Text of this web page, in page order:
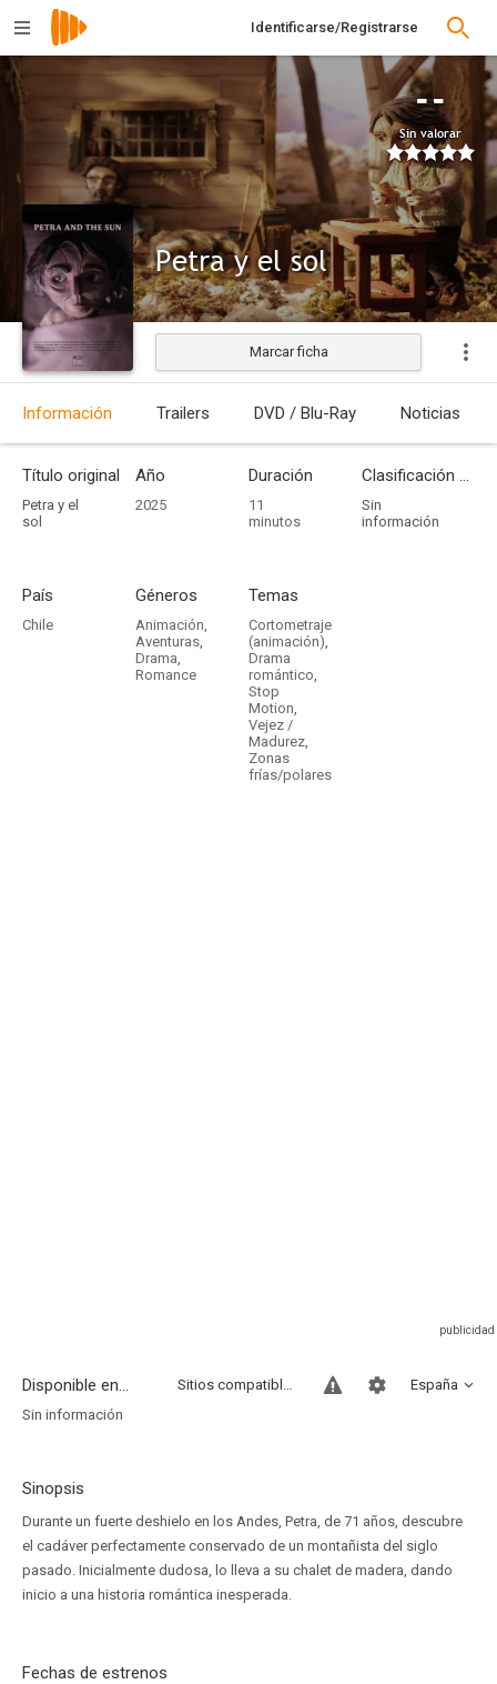
Identificarse/Registrarse
--
Sin valorar
Petra y el sol
Estrenada
Marcar ficha
Información Trailers DVD / Blu-Ray Noticias
Título original
Petra y el
sol
Año
2025
Duración
11
minutos
Clasificación por edades
Sin
información
País
Chile
Géneros
Animación,
Aventuras,
Drama,
Romance
Temas
Cortometraje
(animación),
Drama
romántico,
Stop
Motion,
Vejez /
Madurez,
Zonas
frías/polares
Disponible en... España
Sitios compatibles
Sin información
Sinopsis
Durante un fuerte deshielo en los Andes, Petra, de 71 años, descubre
el cadáver perfectamente conservado de un montañista del siglo
pasado. Inicialmente dudosa, lo lleva a su chalet de madera, dando
inicio a una historia romántica inesperada.
Fechas de estrenos